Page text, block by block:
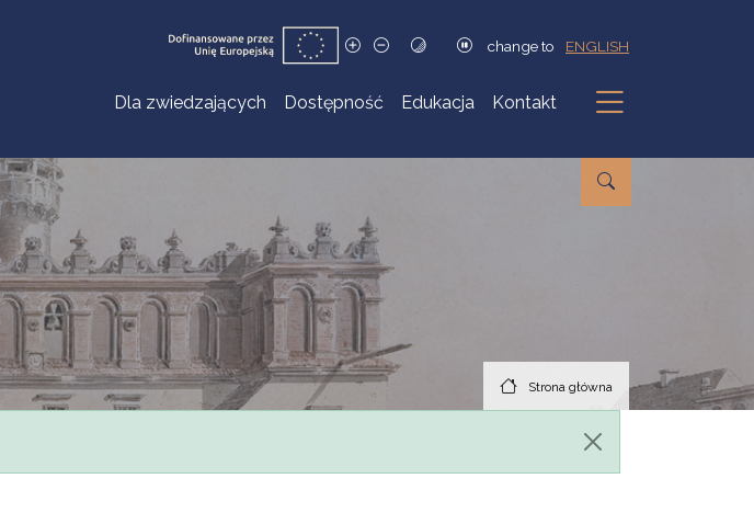
change to ENGLISH
Dla zwiedzających Dostępność Edukacja Kontakt
Podmenu
Strona główna